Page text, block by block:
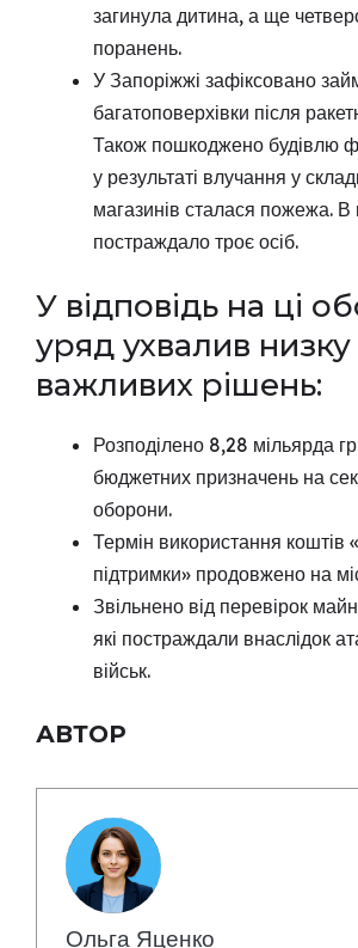
загинула дитина, а ще
поранень.
У Запоріжжі зафіксовано
багатоповерхівки після
Також пошкоджено будівлю
у результаті влучання у
магазинів сталася пожежа. В
постраждало троє осіб.
У відповідь на ці
уряд ухвалив низку
важливих рішень:
Розподілено 8,28 мільярда
бюджетних призначень на
оборони.
Термін використання коштів
підтримки» продовжено на
Звільнено від перевірок
які постраждали внаслідок
військ.
АВТОР
Ольга Яценко